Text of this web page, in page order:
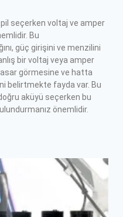
seçerken voltaj ve amper
Bu
güç girişini ve menzilini
bir voltaj veya amper
görmesine ve hatta
belirtmekte fayda var. Bu
aküyü seçerken bu
önemlidir.